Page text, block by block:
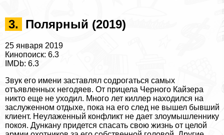
3. Полярный (2019)
25 января 2019
Кинопоиск: 6.3
IMDb: 6.3
Звук его имени заставлял содрогаться самых
отъявленных негодяев. От прицела Черного Кайзера
никто еще не уходил. Много лет киллер находился на
заслуженном отдыхе, пока на его след не вышел бывший
клиент. Неулаженный конфликт не дает злоумышленнику
покоя. Дункану придется спасать свою жизнь от целой